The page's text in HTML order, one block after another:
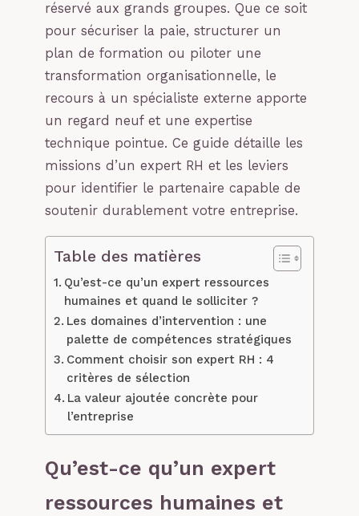
réservé aux grands groupes. Que ce soit
pour sécuriser la paie, structurer un
plan de formation ou piloter une
transformation organisationnelle, le
recours à un spécialiste externe apporte
un regard neuf et une expertise
technique pointue. Ce guide détaille les
missions d’un expert RH et les leviers
pour identifier le partenaire capable de
soutenir durablement votre entreprise.
Table des matières
Qu’est-ce qu’un expert ressources
humaines et quand le solliciter ?
Les domaines d’intervention : une
palette de compétences stratégiques
Comment choisir son expert RH : 4
critères de sélection
La valeur ajoutée concrète pour
l’entreprise
Qu’est-ce qu’un expert
ressources humaines et